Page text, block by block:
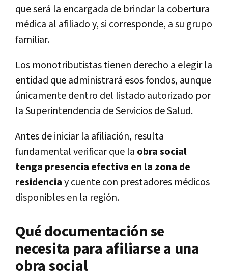
que será la encargada de brindar la cobertura
médica al afiliado y, si corresponde, a su grupo
familiar.
Los monotributistas tienen derecho a elegir la
entidad que administrará esos fondos, aunque
únicamente dentro del listado autorizado por
la Superintendencia de Servicios de Salud.
Antes de iniciar la afiliación, resulta
fundamental verificar que la obra social
tenga presencia efectiva en la zona de
residenciay cuente con prestadores médicos
disponibles en la región.
Qué documentación se
necesita para afiliarse a una
obra social